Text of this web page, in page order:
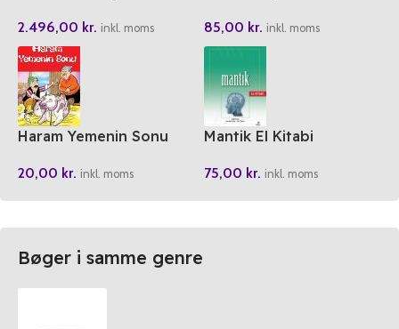
Serhi
2.496,00 kr. inkl. moms 85,00 kr. inkl. moms
Haram Yemenin Sonu
20,00 kr. inkl. moms
Mantik El Kitabi
75,00 kr. inkl. moms
Bøger i samme genre